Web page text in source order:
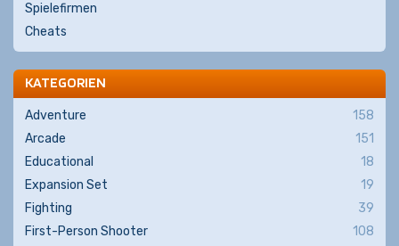
Spielefirmen
Cheats
KATEGORIEN
Adventure
158
Arcade
151
Educational
18
Expansion Set
19
Fighting
39
First-Person Shooter
108